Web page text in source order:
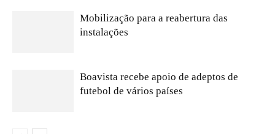
Mobilização para a reabertura das
instalações
Boavista recebe apoio de adeptos de
futebol de vários países